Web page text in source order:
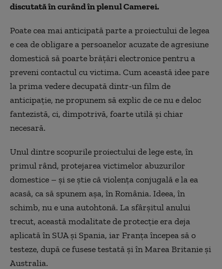
discutată în curând în plenul Camerei.
Poate cea mai anticipată parte a proiectului de legea
e cea de obligare a persoanelor acuzate de agresiune
domestică să poarte brățări electronice pentru a
preveni contactul cu victima. Cum această idee pare
la prima vedere decupată dintr-un film de
anticipație, ne propunem să explic de ce nu e deloc
fantezistă, ci, dimpotrivă, foarte utilă și chiar
necesară.
Unul dintre scopurile proiectului de lege este, în
primul rând, protejarea victimelor abuzurilor
domestice – și se știe că violența conjugală e la ea
acasă, ca să spunem așa, în România. Ideea, în
schimb, nu e una autohtonă. La sfârșitul anului
trecut, această modalitate de protecție era deja
aplicată în SUA și Spania, iar Franța începea să o
testeze, după ce fusese testată și în Marea Britanie și
Australia.